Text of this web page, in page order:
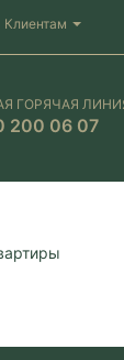
Клиентам
ГОРЯЧАЯ
200 06 07